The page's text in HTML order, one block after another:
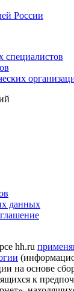
России
специалистов
данных
hh.ru
на основе
к